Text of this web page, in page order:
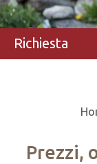
Richiesta
Prezzi,